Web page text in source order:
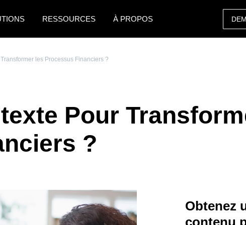
RESSOURCES À PROPOS
Canada (Français)
México (Español)
Brasil (Português)
Deutschland (Deutsch)
les Processus Financiers ?
Pour
?
Obtenez
contenu